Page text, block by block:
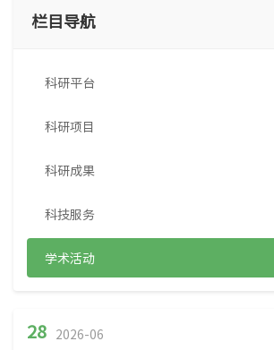
栏目导航
科研平台
科研项目
科研成果
科技服务
学术活动
28 2026-06